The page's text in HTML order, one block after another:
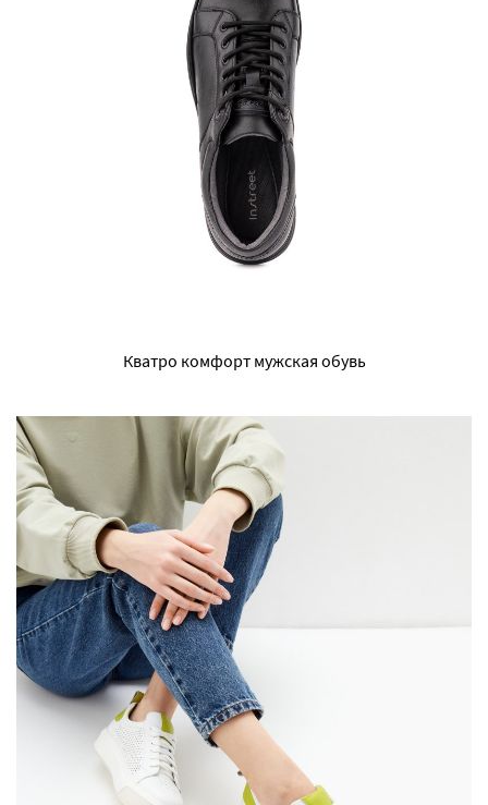
Кватро комфорт мужская обувь